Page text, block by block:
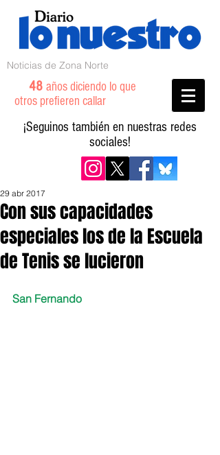
Noticias de Zona Norte
48 años diciendo lo que
otros prefieren callar
¡Seguinos también en nuestras redes
sociales!
Con sus capacidades
especiales los de la Escuela
de Tenis se lucieron
29 abr 2017
San Fernando